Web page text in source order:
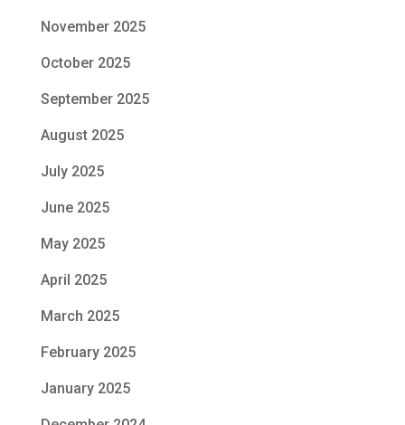
November 2025
October 2025
September 2025
August 2025
July 2025
June 2025
May 2025
April 2025
March 2025
February 2025
January 2025